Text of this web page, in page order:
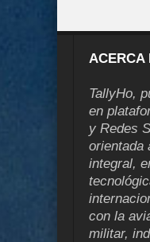
ACERCA
TallyHo,
en
y Redes
orientada
integral,
con la
militar,